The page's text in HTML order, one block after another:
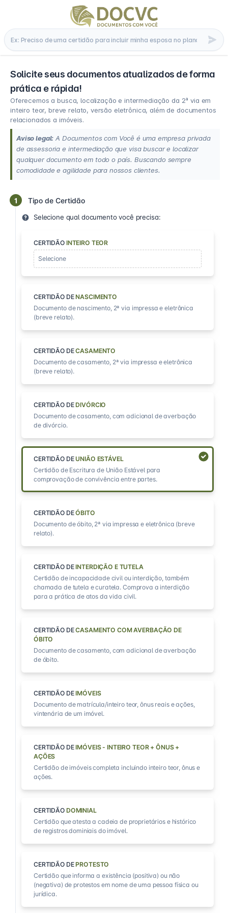
Solicite seus documentos atualizados de forma
prática e rápida!
Oferecemos a busca, localização e intermediação da 2ª via em
inteiro teor, breve relato, versão eletrônica, além de documentos
relacionados a imóveis.
Aviso legal: A Documentos com Você é uma empresa privada
de assessoria e intermediação que visa buscar e localizar
qualquer documento em todo o país. Buscando sempre
comodidade e agilidade para nossos clientes.
1 Tipo de Certidão
Selecione qual documento você precisa:
CERTIDÃO INTEIRO TEOR
Selecione
CERTIDÃO DENASCIMENTO
Documento de nascimento, 2ª via impressa e eletrônica
(breve relato).
CERTIDÃO DECASAMENTO
Documento de casamento, 2ª via impressa e eletrônica
(breve relato).
CERTIDÃO DEDIVÓRCIO
Documento de casamento, com adicional de averbação
de divórcio.
CERTIDÃO DEUNIÃO ESTÁVEL
Certidão de Escritura de União Estável para
comprovação de convivência entre partes.
CERTIDÃO DEÓBITO
Documento de óbito, 2ª via impressa e eletrônica (breve
relato).
CERTIDÃO DEINTERDIÇÃO E TUTELA
Certidão de incapacidade civil ou interdição, também
chamada de tutela e curatela. Comprova a interdição
para a prática de atos da vida civil.
CERTIDÃO DECASAMENTO COM AVERBAÇÃO DE
ÓBITO
Documento de casamento, com adicional de averbação
de óbito.
CERTIDÃO DEIMÓVEIS
Documento de matrícula/inteiro teor, ônus reais e ações,
vintenária de um imóvel.
CERTIDÃO DEIMÓVEIS - INTEIRO TEOR + ÔNUS +
AÇÕES
Certidão de imóveis completa incluindo inteiro teor, ônus e
ações.
CERTIDÃO DOMINIAL
Certidão que atesta a cadeia de proprietários e histórico
de registros dominiais do imóvel.
CERTIDÃO DEPROTESTO
Certidão que informa a existência (positiva) ou não
(negativa) de protestos em nome de uma pessoa física ou
jurídica.